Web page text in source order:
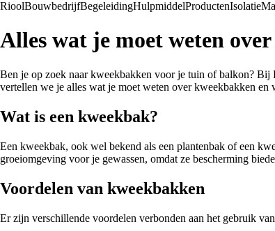
RioolBouwbedrijfBegeleidingHulpmiddelProductenIsolatie
Alles wat je moet weten
Ben je op zoek naar kweekbakken voor je tuin of balkon? Bij
vertellen we je alles wat je moet weten over kweekbakken en
Wat is een kweekbak?
Een kweekbak, ook wel bekend als een plantenbak of een
groeiomgeving voor je gewassen, omdat ze bescherming
Voordelen van kweekbakken
Er zijn verschillende voordelen verbonden aan het gebruik